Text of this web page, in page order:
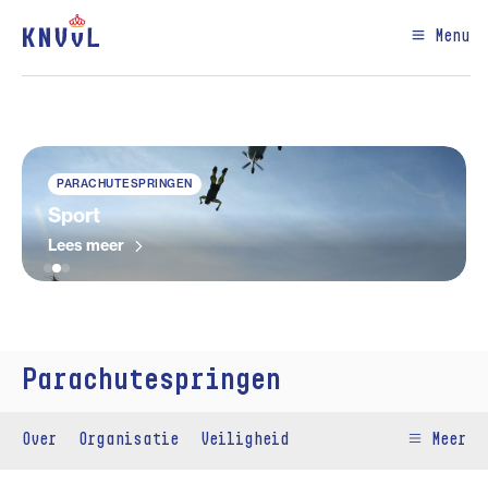
Menu
PARACHUTESPRINGEN
Sport
Lees meer
Parachutespringen
Over Organisatie Veiligheid Meer